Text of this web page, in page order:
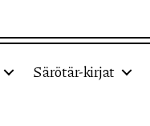
Särötär-kirjat